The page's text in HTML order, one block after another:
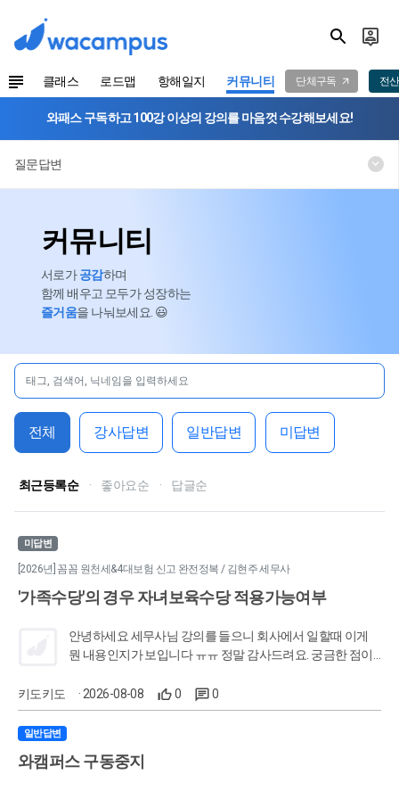
클래스 로드맵 항해일지 커뮤니티 단체구독 전
와패스 구독하고 100강 이상의 강의를 마음껏 수강해보세요!
질문답변
커뮤니티
서로가공감하며
함께 배우고 모두가 성장하는
즐거움을 나눠보세요. 😃
전체 강사답변 일반답변 미답변
최근등록순 · 좋아요순 · 답글순
미답변
[2026년] 꼼꼼 원천세&4대보험 신고 완전정복 / 김현주 세무사
'가족수당'의 경우 자녀보육수당 적용가능여부
안녕하세요 세무사님 강의를 들으니 회사에서 일할때 이게
뭔 내용인지가 보입니다 ㅠㅠ 정말 감사드려요. 궁금한 점이
우자 5만원, 미성년 첫째자녀 2만원, 미성년 둘째자녀 4만원
등등으로 세법에서 말하는 '부양가족기준'과 상관없이 가족
월 지급받고 있을 때 [배우자+자녀(만3세)] 이 경우에도 만6세
키도키도 · 2026-08-08 0 0
일반답변
와캠퍼스 구동중지